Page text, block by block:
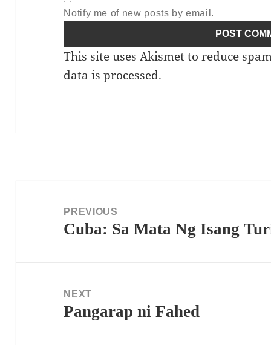
Notify me of new posts by email.
This site uses Akismet to reduce
data is processed.
navigationPREVIOUS
Previous
Cuba: Sa Mata Ng Isang
NEXT
Next
Pangarap ni Fahed